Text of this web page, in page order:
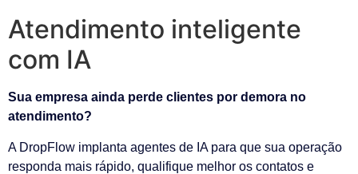
Atendimento inteligente
com IA
Sua empresa ainda perde clientes por demora no
atendimento?
A DropFlow implanta agentes de IA para que sua operação
responda mais rápido, qualifique melhor os contatos e